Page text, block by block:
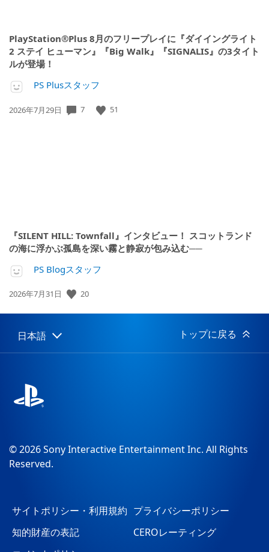
PlayStation®Plus 8月のフリープレイに『ダイイングライト
2 ステイ ヒューマン』『Big Walk』『SIGNALIS』の3タイト
ルが登場！
PS Plusスタッフ
公
2026年7月29日 7 51
『SILENT HILL: Townfall』インタビュー！ スコットランド
の海に浮かぶ孤島を深い霧と静寂が包み込む──
PS Blogスタッフ
公
日:
2026年7月31日 20
Select
a
Current
region:
日本語 トップに戻る
© 2026 Sony Interactive Entertainment Inc. All Rights
Reserved.
サイトポリシー・利用規約 プライバシーポリシー
知的財産の表記
CEROレーティング